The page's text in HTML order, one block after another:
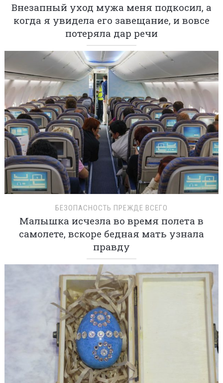
Внезапный уход мужа меня подкосил, а
когда я увидела его завещание, и вовсе
потеряла дар речи
БЕЗОПАСНОСТЬ ПРЕЖДЕ ВСЕГО
Малышка исчезла во время полета в
самолете, вскоре бедная мать узнала
правду